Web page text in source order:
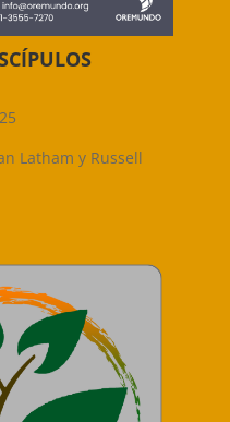
Latham y Russell